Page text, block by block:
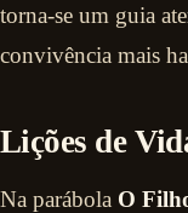
torna-se um guia
convivência mais
Lições de
Na parábola O